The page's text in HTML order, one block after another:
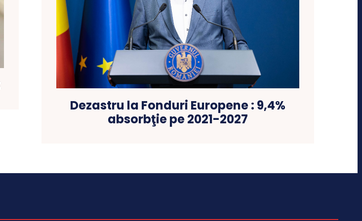
Dezastru la Fonduri Europene : 9,4%
absorbţie pe 2021-2027